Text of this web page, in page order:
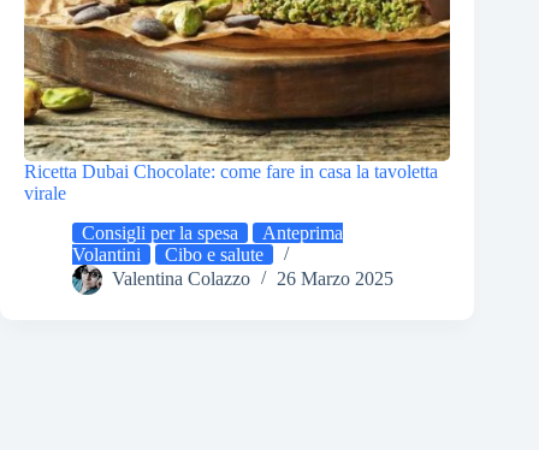
Ricetta Dubai Chocolate: come fare in casa la tavoletta
virale
Consigli per la spesa
Anteprima
Volantini
Cibo e salute
Valentina Colazzo
26 Marzo 2025